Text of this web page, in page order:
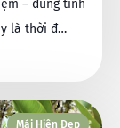
– đúng tinh
là thời đ…
Mái Hiên Đẹp